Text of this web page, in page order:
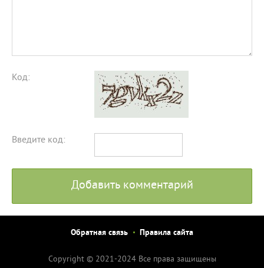
Код:
Введите код:
Добавить комментарий
Обратная связь Правила сайта
Copyright © 2021-2024 Все права защищены